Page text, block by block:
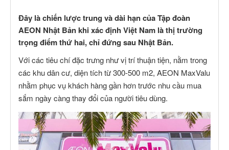
Đây là chiến lược trung và dài hạn của Tập đoàn
AEON Nhật Bản khi xác định Việt Nam là thị trường
trọng điểm thứ hai, chỉ đứng sau Nhật Bản.
Với các tiêu chí đặc trưng như vị trí thuận tiện, nằm trong
các khu dân cư, diện tích từ 300-500 m2, AEON MaxValu
nhằm phục vụ khách hàng gần hơn trước nhu cầu mua
sắm ngày càng thay đổi của người tiêu dùng.